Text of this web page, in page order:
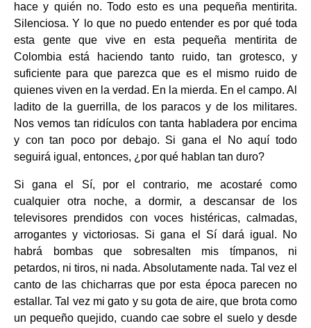
hace y quién no. Todo esto es una pequeña mentirita.
Silenciosa. Y lo que no puedo entender es por qué toda
esta gente que vive en esta pequeña mentirita de
Colombia está haciendo tanto ruido, tan grotesco, y
suficiente para que parezca que es el mismo ruido de
quienes viven en la verdad. En la mierda. En el campo. Al
ladito de la guerrilla, de los paracos y de los militares.
Nos vemos tan ridículos con tanta habladera por encima
y con tan poco por debajo. Si gana el No aquí todo
seguirá igual, entonces, ¿por qué hablan tan duro?
Si gana el Sí, por el contrario, me acostaré como
cualquier otra noche, a dormir, a descansar de los
televisores prendidos con voces histéricas, calmadas,
arrogantes y victoriosas. Si gana el Sí dará igual. No
habrá bombas que sobresalten mis tímpanos, ni
petardos, ni tiros, ni nada. Absolutamente nada. Tal vez el
canto de las chicharras que por esta época parecen no
estallar. Tal vez mi gato y su gota de aire, que brota como
un pequeño quejido, cuando cae sobre el suelo y desde